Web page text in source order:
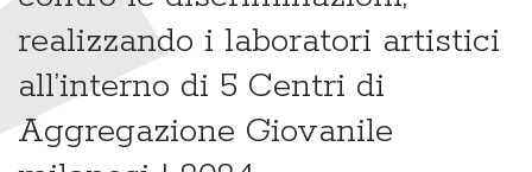
realizzando i laboratori artistici
all’interno di 5 Centri di
Aggregazione Giovanile